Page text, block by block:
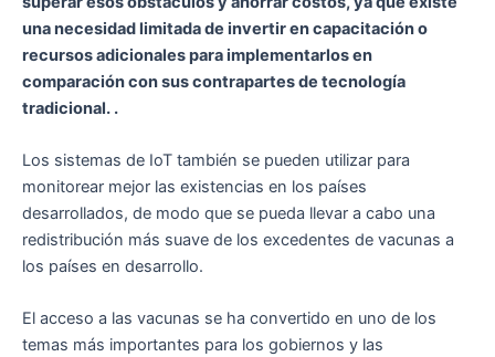
una necesidad limitada de invertir en capacitación o
recursos adicionales para implementarlos en
comparación con sus contrapartes de tecnología
tradicional. .
Los sistemas de IoT también se pueden utilizar para
monitorear mejor las existencias en los países
desarrollados, de modo que se pueda llevar a cabo una
redistribución más suave de los excedentes de vacunas a
los países en desarrollo.
El acceso a las vacunas se ha convertido en uno de los
temas más importantes para los gobiernos y las